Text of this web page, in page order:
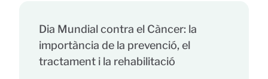
Dia Mundial contra el Càncer: la
importància de la prevenció, el
tractament i la rehabilitació